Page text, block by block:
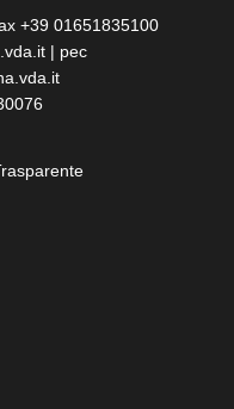
+39 01651835100
| pec